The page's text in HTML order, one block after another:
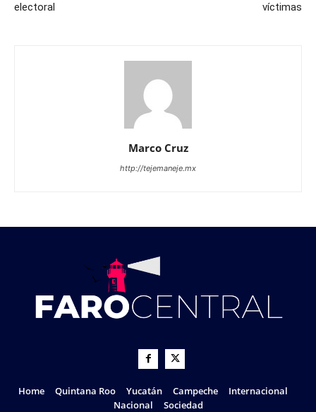
electoral
víctimas
Marco Cruz
http://tejemaneje.mx
Home Quintana Roo Yucatán Campeche
Internacional
Nacional
Sociedad